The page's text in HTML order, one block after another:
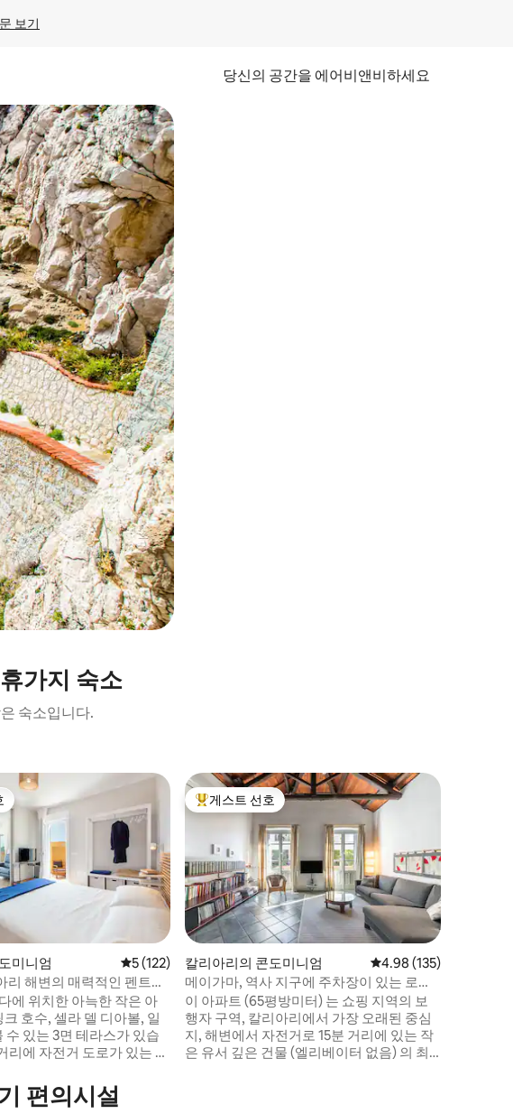
보기
당신의 공간을 에어비앤비하세요
가지 숙소
숙소입니다.
개
호
미니엄 평점 5점(5점 만점), 후기 122개
5 (122)
리 해변의 매력적인 펜트하
에 위치한 아늑한 작은 아
호수, 셀라 델 디아볼, 일
수 있는 3면 테라스가 있습
리에 자전거 도로가 있는 보
니다. 50미터 거리에 있는
15분 만에 도시 중심지로
상위 게스트 선호
게스트 선호
칼리아리의 콘도미니엄 평점 4.98점(5점 만점),
4.98 (135)
메이가마, 역사 지구에 주차장이 있는 로프
트
이 아파트 (65평방미터) 는 쇼핑 지역의 보
행자 구역, 칼리아리에서 가장 오래된 중심
지, 해변에서 자전거로 15분 거리에 있는 작
은 유서 깊은 건물 (엘리베이터 없음) 의 최
편의시설